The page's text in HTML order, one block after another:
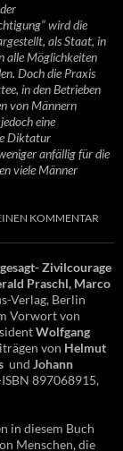
wird die
als Staat, in
alle Möglichkeiten
Doch die Praxis
in den Betrieben
von Männern
eine
Diktatur
anfällig für die
viele Männer
KOMMENTAR
Zivilcourage
Praschl, Marco
Verlag, Berlin
Vorwort von
Wolfgang
von Helmut
und Johann
ISBN 897068915,
in diesem Buch
Menschen, die